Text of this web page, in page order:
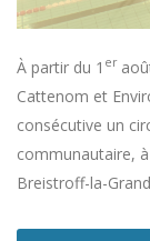
À partir du 1 er
Cattenom et
consécutive un
communautaire,
Breistroff-la-